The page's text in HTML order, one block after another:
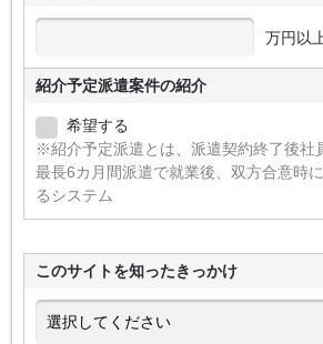
万円以
紹介予定派遣案件の紹介
希望する
※紹介予定派遣とは、派遣契約終了後社
最長6カ月間派遣で就業後、双方合意時
るシステム
このサイトを知ったきっかけ